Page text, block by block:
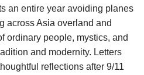
an entire year avoiding planes
across Asia overland and
ordinary people, mystics, and
and modernity. Letters
reflections after 9/11